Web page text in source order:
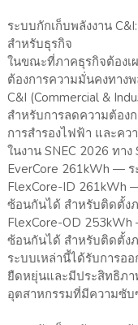
ระบบกักเก็บพลังงาน
สำหรับธุรกิจ
ในขณะที่ภาคธุรกิจต้อง
ต้องการความมั่นคงทาง
C&I (Commercial &
สำหรับการลดความต้อง
การสำรองไฟฟ้า และคว
ในงาน SNEC 2026 ทาง
EverCore 261kWh —
FlexCore-ID 261kWh
ซ้อนกันได้ สำหรับติดตั้ง
FlexCore-OD
ซ้อนกันได้ สำหรับติดตั้ง
ระบบเหล่านี้ได้รับการอ
ยืดหยุ่นและมีประสิทธิภ
อุตสาหกรรมที่มีความซั